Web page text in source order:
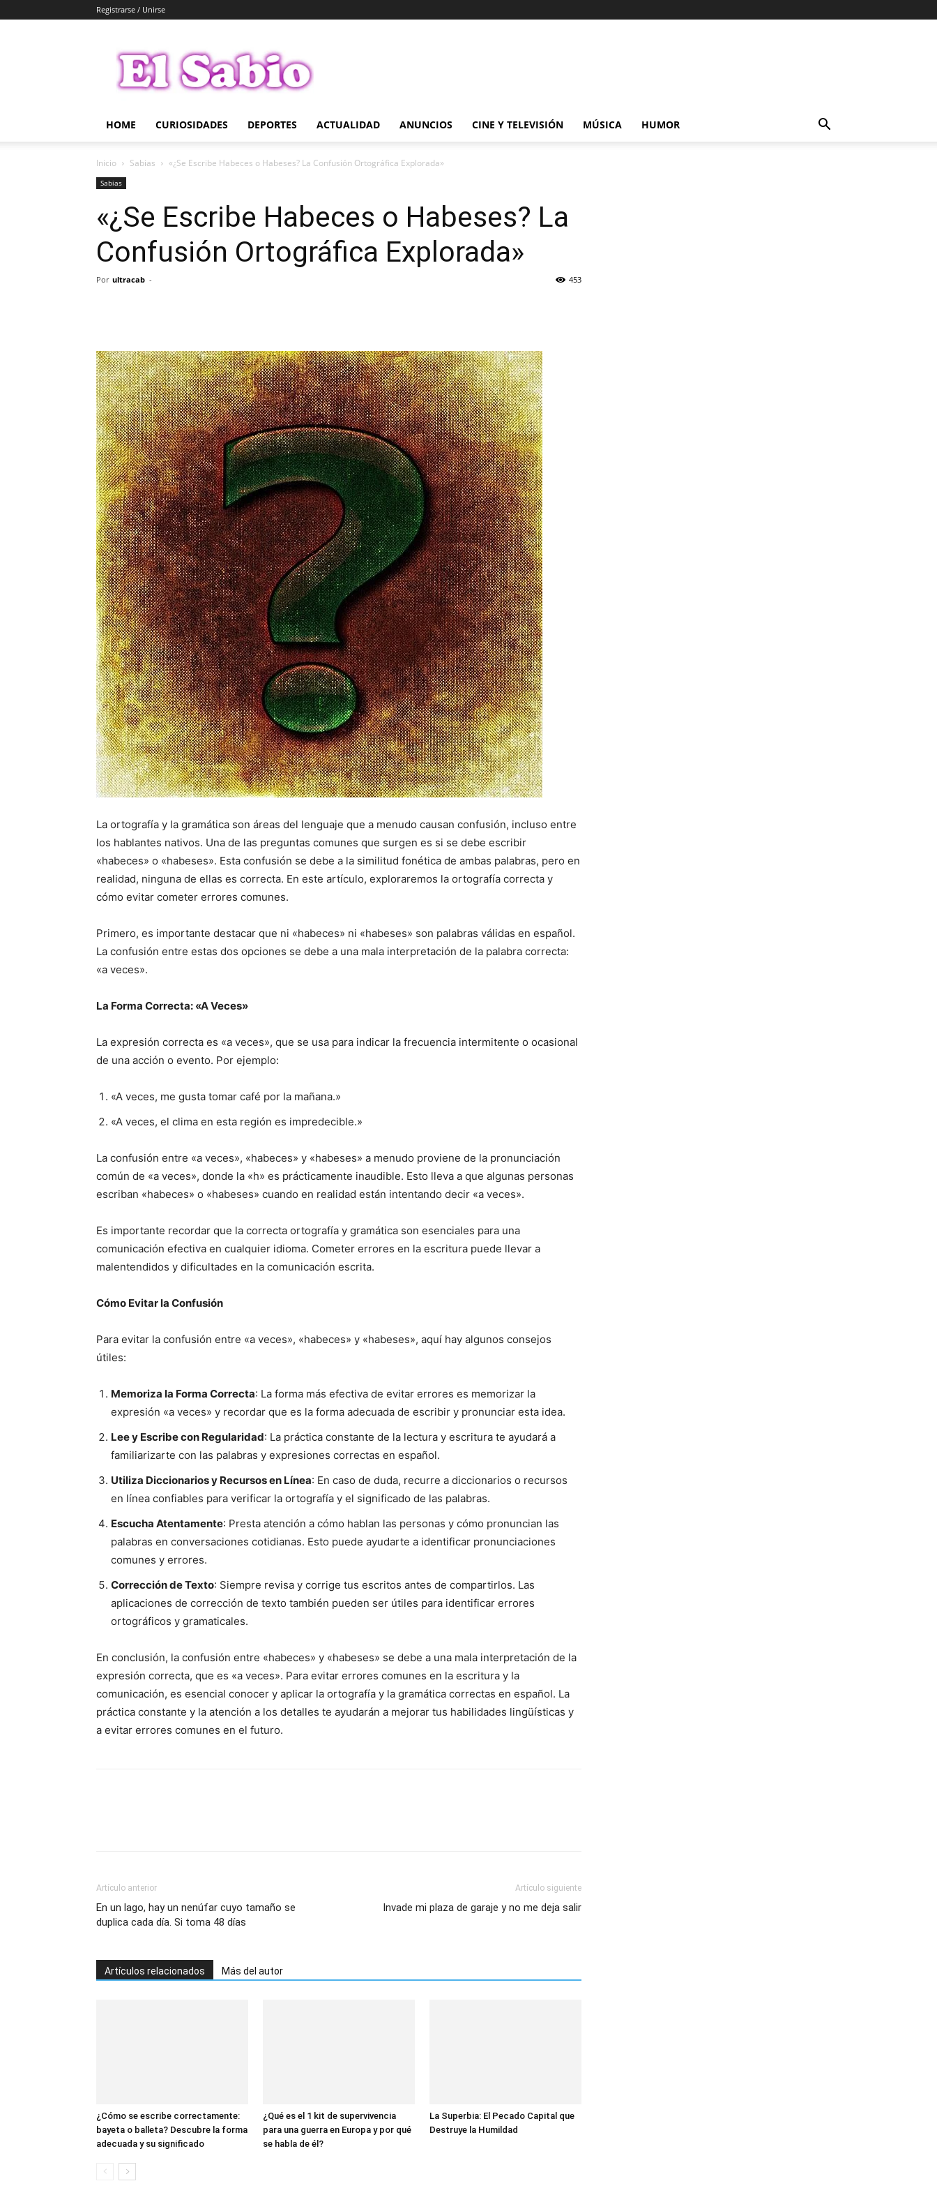
Registrarse / Unirse
Sabio
HOME CURIOSIDADES DEPORTES ACTUALIDAD ANUNCIOS CINE Y TELEVISIÓN MÚSICA HUMOR
Inicio Sabias «¿Se Escribe Habeces o Habeses? La Confusión Ortográfica Explorada»
Sabias
«¿Se Escribe Habeces o Habeses? La
Confusión Ortográfica Explorada»
Por ultracab - 453
La ortografía y la gramática son áreas del lenguaje que a menudo causan confusión, incluso entre
los hablantes nativos. Una de las preguntas comunes que surgen es si se debe escribir
«habeces» o «habeses». Esta confusión se debe a la similitud fonética de ambas palabras, pero en
realidad, ninguna de ellas es correcta. En este artículo, exploraremos la ortografía correcta y
cómo evitar cometer errores comunes.
Primero, es importante destacar que ni «habeces» ni «habeses» son palabras válidas en español.
La confusión entre estas dos opciones se debe a una mala interpretación de la palabra correcta:
«a veces».
La Forma Correcta: «A Veces»
La expresión correcta es «a veces», que se usa para indicar la frecuencia intermitente o ocasional
de una acción o evento. Por ejemplo:
«A veces, me gusta tomar café por la mañana.»
«A veces, el clima en esta región es impredecible.»
La confusión entre «a veces», «habeces» y «habeses» a menudo proviene de la pronunciación
común de «a veces», donde la «h» es prácticamente inaudible. Esto lleva a que algunas personas
escriban «habeces» o «habeses» cuando en realidad están intentando decir «a veces».
Es importante recordar que la correcta ortografía y gramática son esenciales para una
comunicación efectiva en cualquier idioma. Cometer errores en la escritura puede llevar a
malentendidos y dificultades en la comunicación escrita.
Cómo Evitar la Confusión
Para evitar la confusión entre «a veces», «habeces» y «habeses», aquí hay algunos consejos
útiles:
Memoriza la Forma Correcta: La forma más efectiva de evitar errores es memorizar la
expresión «a veces» y recordar que es la forma adecuada de escribir y pronunciar esta idea.
Lee y Escribe con Regularidad: La práctica constante de la lectura y escritura te ayudará a
familiarizarte con las palabras y expresiones correctas en español.
Utiliza Diccionarios y Recursos en Línea: En caso de duda, recurre a diccionarios o recursos
en línea confiables para verificar la ortografía y el significado de las palabras.
Escucha Atentamente: Presta atención a cómo hablan las personas y cómo pronuncian las
palabras en conversaciones cotidianas. Esto puede ayudarte a identificar pronunciaciones
comunes y errores.
Corrección de Texto: Siempre revisa y corrige tus escritos antes de compartirlos. Las
aplicaciones de corrección de texto también pueden ser útiles para identificar errores
ortográficos y gramaticales.
En conclusión, la confusión entre «habeces» y «habeses» se debe a una mala interpretación de la
expresión correcta, que es «a veces». Para evitar errores comunes en la escritura y la
comunicación, es esencial conocer y aplicar la ortografía y la gramática correctas en español. La
práctica constante y la atención a los detalles te ayudarán a mejorar tus habilidades lingüísticas y
a evitar errores comunes en el futuro.
Artículo anterior
En un lago, hay un nenúfar cuyo tamaño se
duplica cada día. Si toma 48 días
Artículo siguiente
Invade mi plaza de garaje y no me deja salir
Artículos relacionados Más del autor
¿Cómo se escribe correctamente:
bayeta o balleta? Descubre la forma
adecuada y su significado
¿Qué es el 1 kit de supervivencia
para una guerra en Europa y por qué
se habla de él?
La Superbia: El Pecado Capital que
Destruye la Humildad